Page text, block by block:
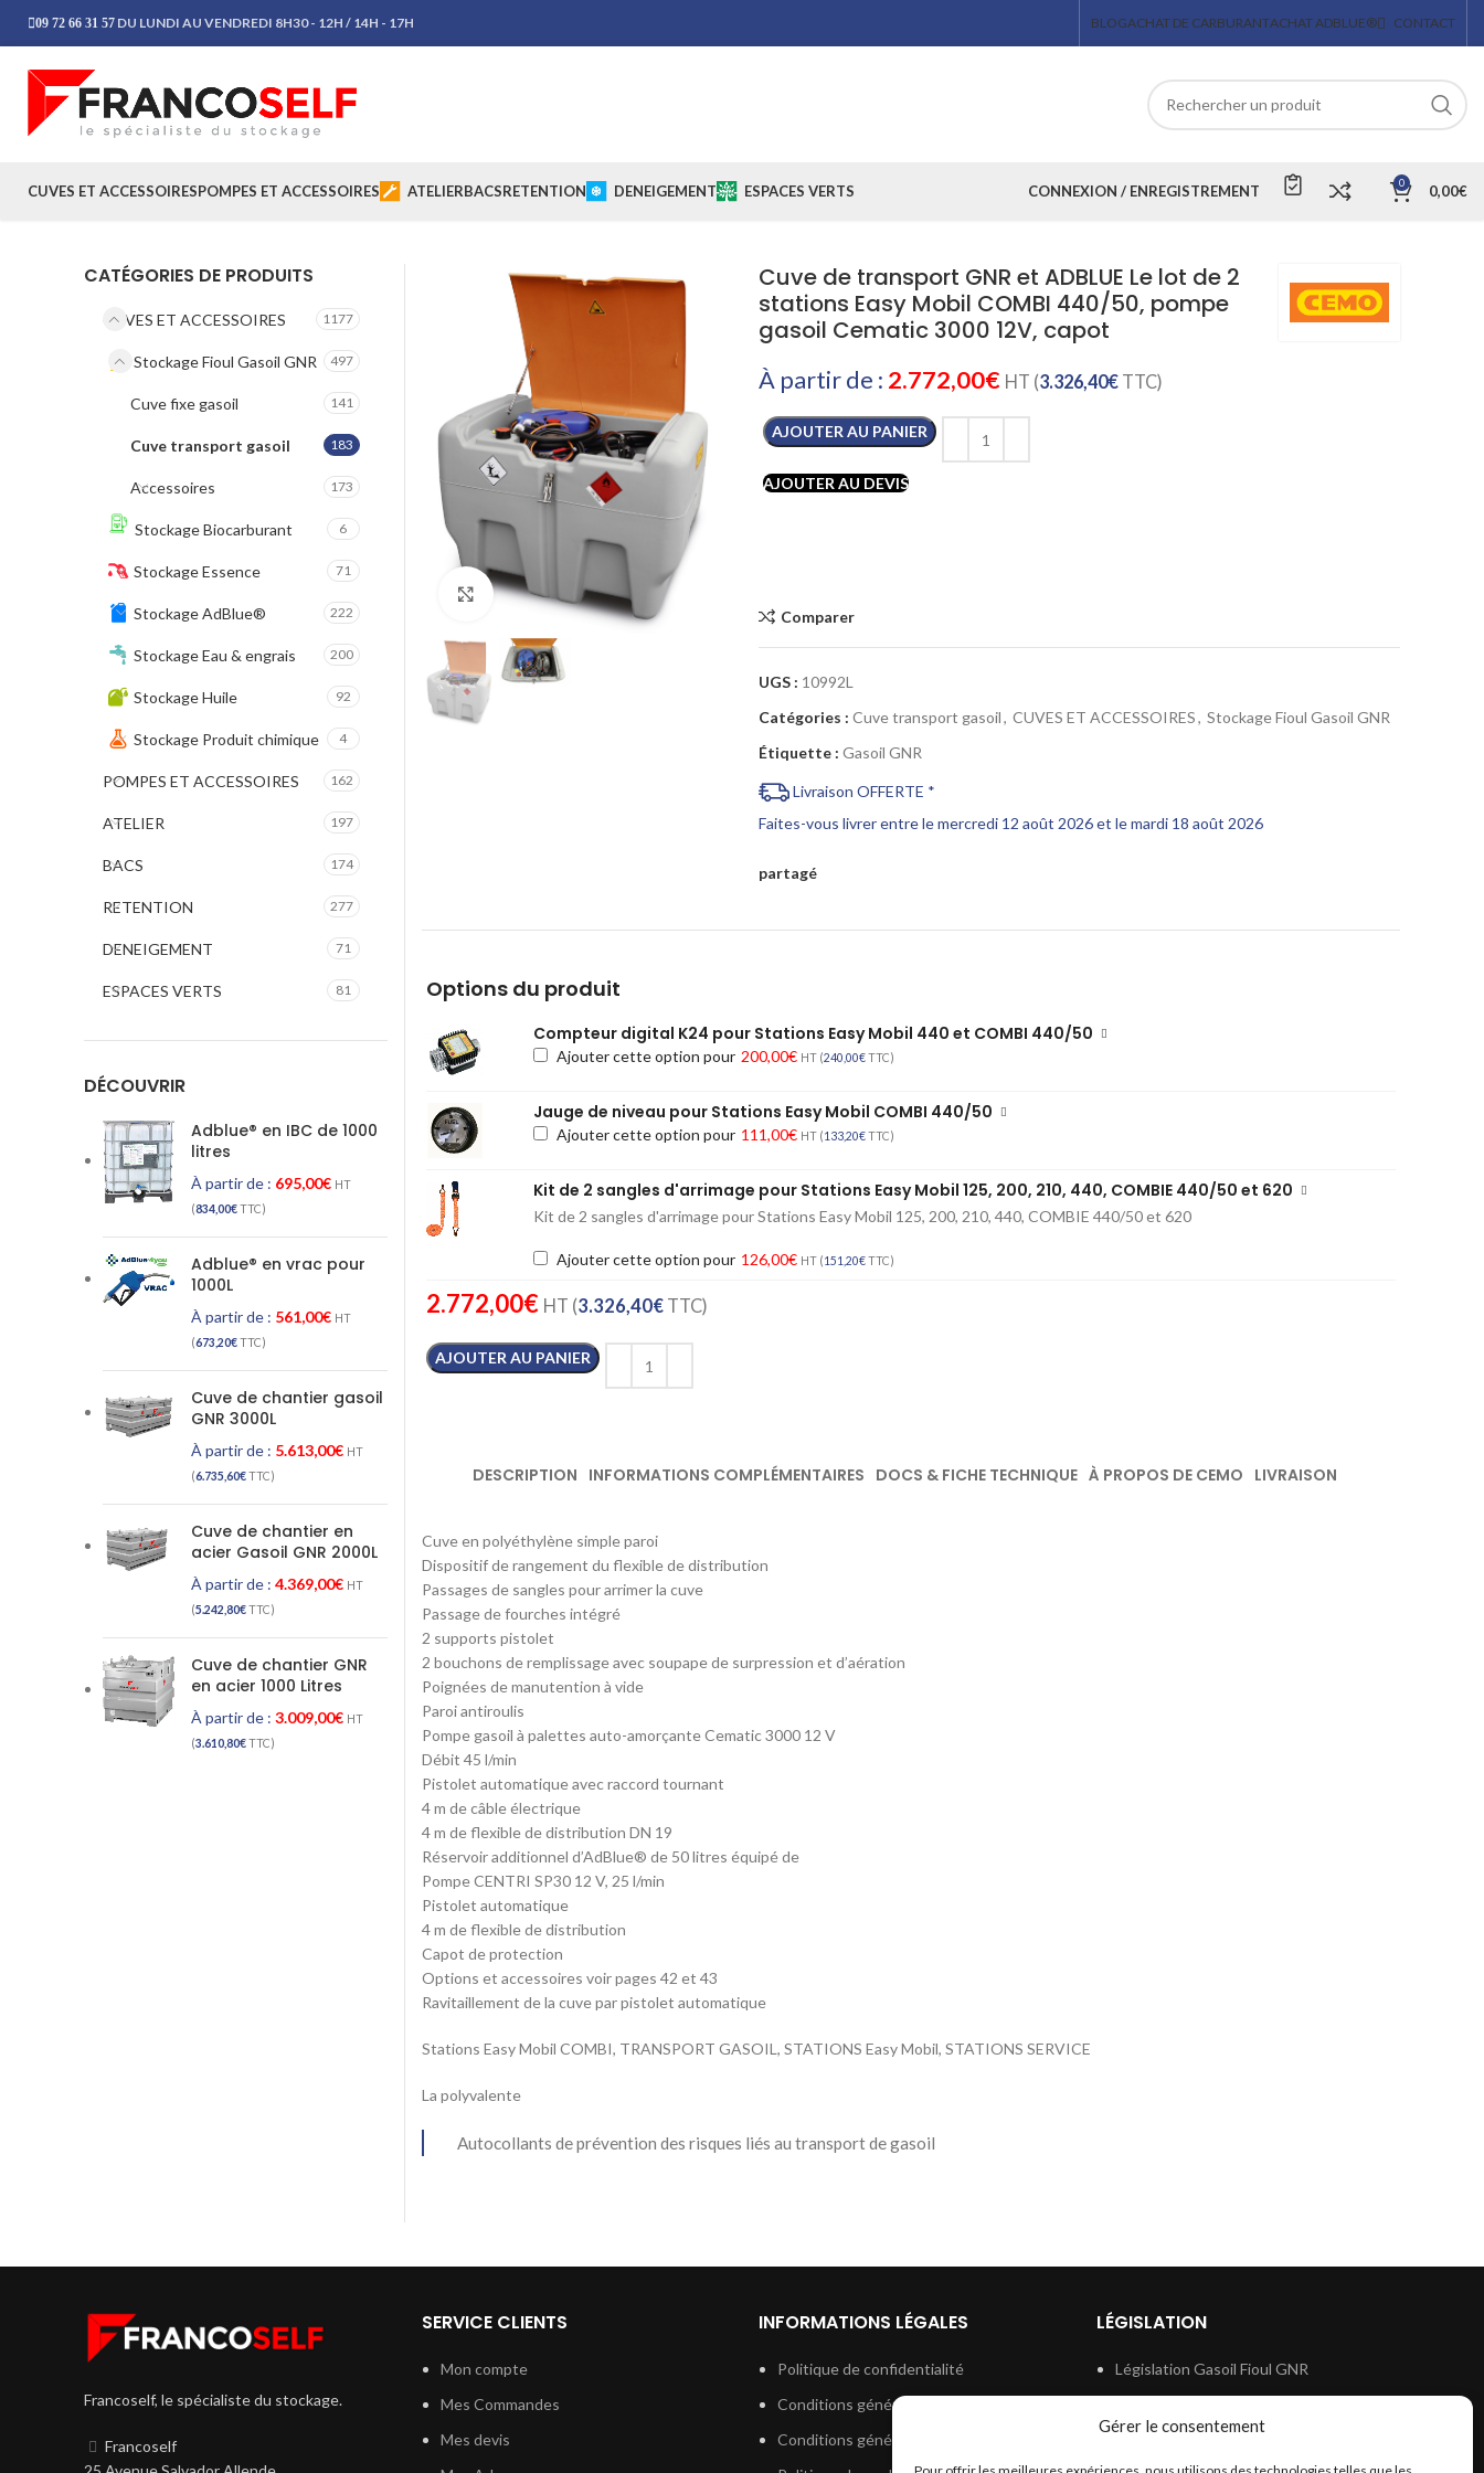
Gérer le consentement
09 72 66 31 57 DU LUNDI AU VENDREDI 8H30 - 12H / 14H - 17H BLOGACHAT DE CARBURANTACHAT ADBLUE® CONTACT
CUVES ET ACCESSOIRESPOMPES ET ACCESSOIRES ATELIERBACSRETENTION DENEIGEMENT ESPACES VERTS CONNEXION / ENREGISTREMENT 0 0,00€
Cliquez pour agrandir
Cuve de transport GNR et ADBLUE Le lot de 2
stations Easy Mobil COMBI 440/50, pompe
gasoil Cematic 3000 12V, capot
À partir de : 2.772,00€ HT (3.326,40€TTC)
AJOUTER AU PANIER
AJOUTER AU DEVIS
Comparer
UGS : 10992L
Catégories : Cuve transport gasoil, CUVES ET ACCESSOIRES, Stockage Fioul Gasoil GNR
Étiquette : Gasoil GNR
Livraison OFFERTE *
Faites-vous livrer entre le mercredi 12 août 2026 et le mardi 18 août 2026
partagé
Options du produit
Compteur digital K24 pour Stations Easy Mobil 440 et COMBI 440/50
Ajouter cette option pour 200,00€ HT (240,00€TTC)
Jauge de niveau pour Stations Easy Mobil COMBI 440/50
Ajouter cette option pour 111,00€ HT (133,20€TTC)
Kit de 2 sangles d'arrimage pour Stations Easy Mobil 125, 200, 210, 440, COMBIE 440/50 et 620
Kit de 2 sangles d'arrimage pour Stations Easy Mobil 125, 200, 210, 440, COMBIE 440/50 et 620
Ajouter cette option pour 126,00€ HT (151,20€TTC)
2.772,00€ HT (3.326,40€TTC)
AJOUTER AU PANIER
DESCRIPTION INFORMATIONS COMPLÉMENTAIRES DOCS & FICHE TECHNIQUE À PROPOS DE CEMO LIVRAISON
Cuve en polyéthylène simple paroi
Dispositif de rangement du flexible de distribution
Passages de sangles pour arrimer la cuve
Passage de fourches intégré
2 supports pistolet
2 bouchons de remplissage avec soupape de surpression et d’aération
Poignées de manutention à vide
Paroi antiroulis
Pompe gasoil à palettes auto-amorçante Cematic 3000 12 V
Débit 45 l/min
Pistolet automatique avec raccord tournant
4 m de câble électrique
4 m de flexible de distribution DN 19
Réservoir additionnel d’AdBlue® de 50 litres équipé de
Pompe CENTRI SP30 12 V, 25 l/min
Pistolet automatique
4 m de flexible de distribution
Capot de protection
Options et accessoires voir pages 42 et 43
Ravitaillement de la cuve par pistolet automatique
Stations Easy Mobil COMBI, TRANSPORT GASOIL, STATIONS Easy Mobil, STATIONS SERVICE
La polyvalente
Autocollants de prévention des risques liés au transport de gasoil
CATÉGORIES DE PRODUITS
CUVES ET ACCESSOIRES 1177
Stockage Fioul Gasoil GNR 497
Cuve fixe gasoil 141
Cuve transport gasoil 183
Accessoires 173
Stockage Biocarburant 6
Stockage Essence 71
Stockage AdBlue® 222
Stockage Eau & engrais 200
Stockage Huile 92
Stockage Produit chimique 4
POMPES ET ACCESSOIRES 162
ATELIER 197
BACS 174
RETENTION 277
DENEIGEMENT 71
ESPACES VERTS 81
DÉCOUVRIR
Adblue® en IBC de 1000
litres
À partir de : 695,00€ HT
(834,00€TTC)
Adblue® en vrac pour
1000L
À partir de : 561,00€ HT
(673,20€TTC)
Cuve de chantier gasoil
GNR 3000L
À partir de : 5.613,00€ HT
(6.735,60€TTC)
Cuve de chantier en
acier Gasoil GNR 2000L
À partir de : 4.369,00€ HT
(5.242,80€TTC)
Cuve de chantier GNR
en acier 1000 Litres
À partir de : 3.009,00€ HT
(3.610,80€TTC)
Francoself, le spécialiste du stockage.
Francoself
SERVICE CLIENTS
Mon compte
Mes Commandes
Mes devis
INFORMATIONS LÉGALES
Politique de confidentialité
Conditions générales de vente
Conditions générales d’utilisation
LÉGISLATION
Législation Gasoil Fioul GNR